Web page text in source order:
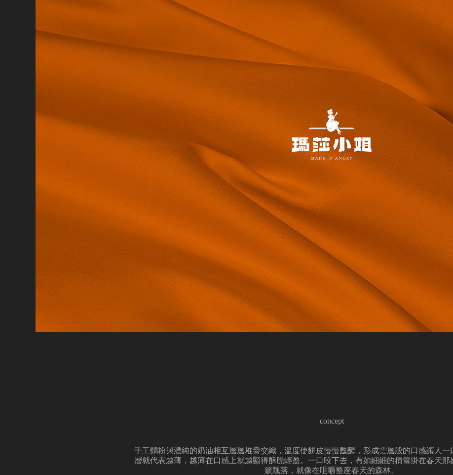
concept
手工麵粉與濃純的奶油相互層層堆疊交織，溫度使餅皮慢慢甦醒，形成雲層般的口感讓人一
層就代表越薄，越薄在口感上就越顯得酥脆輕盈。一口咬下去，有如細細的積雪掛在春天那
簌飄落，就像在咀嚼整座春天的森林。